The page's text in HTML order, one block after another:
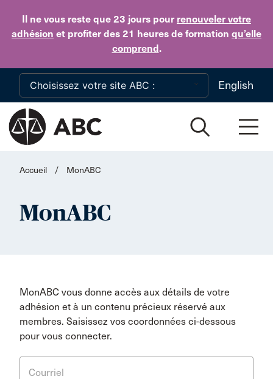
Il ne vous reste que 23 jours pour renouveler votre
adhésion et profiter des 21 heures de formation qu’elle
comprend.
Skip to main content
English
Accueil / MonABC
MonABC
MonABC vous donne accès aux détails de votre
adhésion et à un contenu précieux réservé aux
membres. Saisissez vos coordonnées ci-dessous
pour vous connecter.
Courriel